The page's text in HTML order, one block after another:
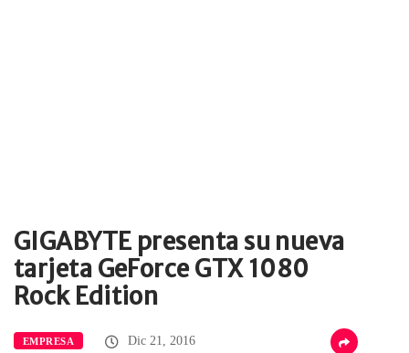
GIGABYTE presenta su nueva
tarjeta GeForce GTX 1080
Rock Edition
EMPRESA Dic 21, 2016